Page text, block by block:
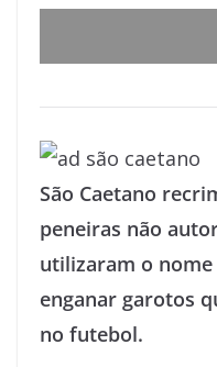
São Caetano
peneiras não
utilizaram o
enganar garotos
no futebol.